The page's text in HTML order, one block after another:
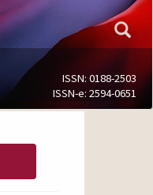
ISSN: 0188-2503
ISSN-e: 2594-0651